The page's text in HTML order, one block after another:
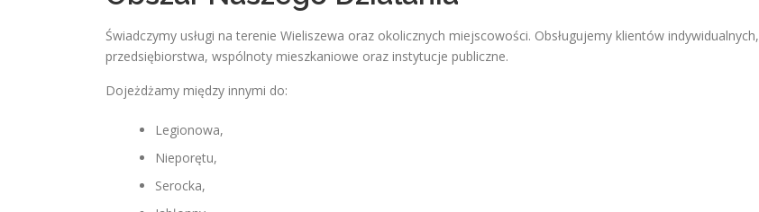
Świadczymy usługi na terenie Wieliszewa oraz okolicznych miejscowości. Obsługujemy klientów indywidualnych,
przedsiębiorstwa, wspólnoty mieszkaniowe oraz instytucje publiczne.
Dojeżdżamy między innymi do:
Legionowa,
Nieporętu,
Serocka,